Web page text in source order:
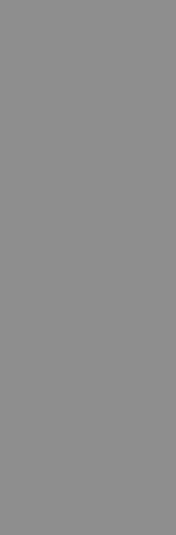
составить о
одет и особенно
факт: статус
насколько
Они либо
разрушают его.